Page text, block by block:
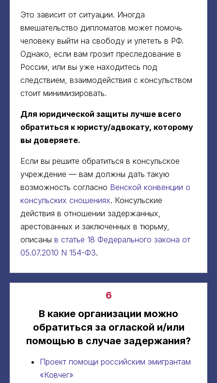
Это зависит от ситуации. Иногда
вмешательство дипломатов может помочь
человеку выйти на свободу и улететь в РФ.
Однако, если вам грозит преследование в
России, или вы уже находитесь под
следствием, взаимодействия с консульством
стоит минимизировать.
Для юридической защиты лучше всего
обратиться к юристу/адвокату, которому
вы доверяете.
Если вы решите обратиться в консульское
учреждение — вам должны дать такую
возможность согласно Венской конвенции о
консульских сношениях. Консульские
действия в отношении задержанных,
арестованных и заключенных в тюрьму,
описаны в статье 18 Федерального закона от
05.07.2010 N 154-ФЗ.
6
В какие организации можно
обратиться за оглаской и/или
помощью в случае задержания?
Проект помощи российским эмигрантам
«Ковчег»